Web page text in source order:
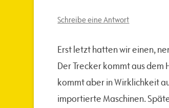
Schreibe eine Antwort
Erst letzt hatten wir einen,
Der Trecker kommt aus
kommt aber in Wirklichkeit
importierte Maschinen.